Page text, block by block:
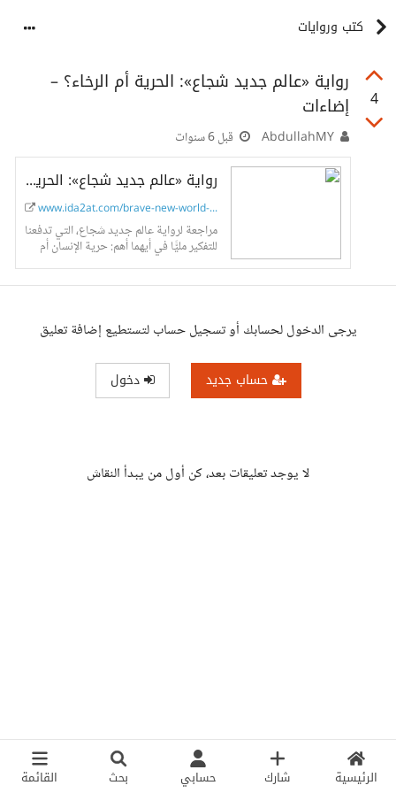
الرئيسية شارك حسابي بحث القائمة
كتب وروايات
4
رواية «عالم جديد شجاع»: الحرية أم الرخاء؟ –
إضاءات
قبل 6 سنوات
رواية «عالم جديد شجاع»: الحرية أم الرخاء؟ – إضاءات
www.ida2at.com/brave-new-world-...
مراجعة لرواية عالم جديد شجاع، التي تدفعنا
للتفكير مليًّا في أيهما أهم: حرية الإنسان أم
الرخاء المادي؟
يرجى الدخول لحسابك أو تسجيل حساب لتستطيع إضافة تعليق
حساب جديد دخول
لا يوجد تعليقات بعد، كن أول من يبدأ النقاش